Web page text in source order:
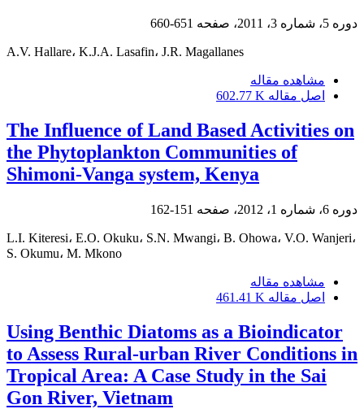
دوره 5، شماره 3، 2011، صفحه 651-660
A.V. Hallare، K.J.A. Lasafin، J.R. Magallanes
مشاهده مقاله
اصل مقاله 602.77 K
The Influence of Land Based Activities on
the Phytoplankton Communities of
Shimoni-Vanga system, Kenya
دوره 6، شماره 1، 2012، صفحه 151-162
L.I. Kiteresi، E.O. Okuku، S.N. Mwangi، B. Ohowa، V.O. Wanjeri،
S. Okumu، M. Mkono
مشاهده مقاله
اصل مقاله 461.41 K
Using Benthic Diatoms as a Bioindicator
to Assess Rural-urban River Conditions in
Tropical Area: A Case Study in the Sai
Gon River, Vietnam